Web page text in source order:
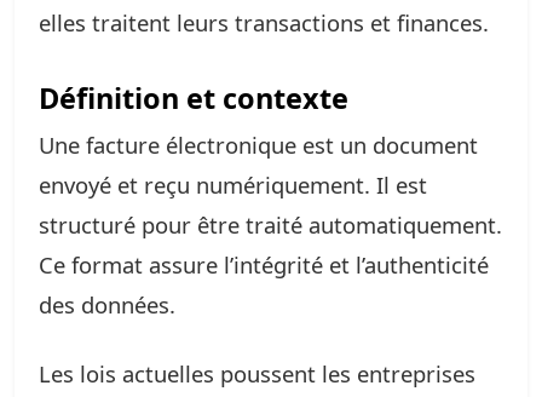
elles traitent leurs transactions et finances.
Définition et contexte
Une facture électronique est un document
envoyé et reçu numériquement. Il est
structuré pour être traité automatiquement.
Ce format assure l’intégrité et l’authenticité
des données.
Les lois actuelles poussent les entreprises